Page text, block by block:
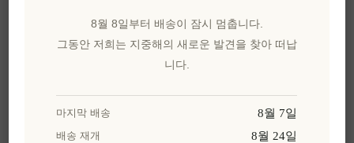
수제 반응유약 스톤웨
어 접시 시안 블루 27cm
EL1636
₩53,446 세금 별도
프리미엄 수공 제작된
크레타 세키디아 선물
다.
₩151,338 세금 별도
8월 8일부터 배송이 잠시 멈춥니다.
그동안 저희는 지중해의 새로운 발견을 찾아 떠납
니다.
마지막 배송 8월 7일
배송 재개 8월 24일